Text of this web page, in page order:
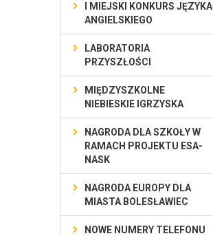
I MIEJSKI KONKURS JĘZYKA
ANGIELSKIEGO
LABORATORIA
PRZYSZŁOŚCI
MIĘDZYSZKOLNE
NIEBIESKIE IGRZYSKA
NAGRODA DLA SZKOŁY W
RAMACH PROJEKTU ESA-
NASK
NAGRODA EUROPY DLA
MIASTA BOLESŁAWIEC
NOWE NUMERY TELEFONU